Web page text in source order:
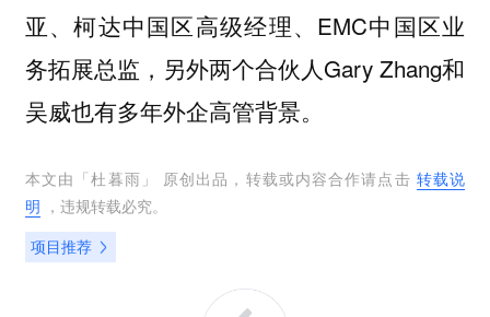
亚、柯达中国区高级经理、EMC中国区业
务拓展总监，另外两个合伙人Gary Zhang和
吴威也有多年外企高管背景。
本文由「杜暮雨 」 原创出品，转载或内容合作请点击 转载说
明 ，违规转载必究。
项目推荐